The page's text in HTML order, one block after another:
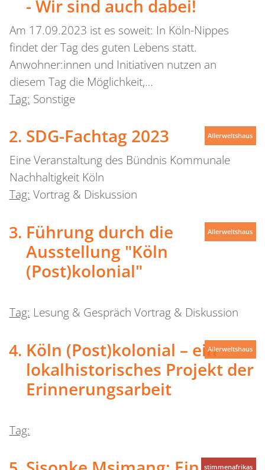
- Wir sind auch dabei!
Am 17.09.2023 ist es soweit: In Köln-Nippes
findet der Tag des guten Lebens statt.
Anwohner:innen und Initiativen nutzen an
diesem Tag die Möglichkeit,…
Tag: Sonstige
SDG-Fachtag 2023
Eine Veranstaltung des Bündnis Kommunale
Nachhaltigkeit Köln
Tag: Vortrag & Diskussion
Allerweltshaus
Führung durch die
Ausstellung "Köln
(Post)kolonial"
Tag: Lesung & Gespräch Vortrag & Diskussion
Allerweltshaus
Köln (Post)kolonial – ein
lokalhistorisches Projekt der
Erinnerungsarbeit
Tag:
Allerweltshaus
stimmenafrikas